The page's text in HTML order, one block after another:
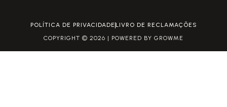
POLÍTICA DE PRIVACIDADE LIVRO DE RECLAMAÇÕES
COPYRIGHT © 2026 | POWERED BY GROWME